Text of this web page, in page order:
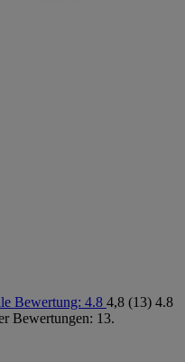
Bewertung: 4.8 4,8 (13) 4.8
Bewertungen: 13.